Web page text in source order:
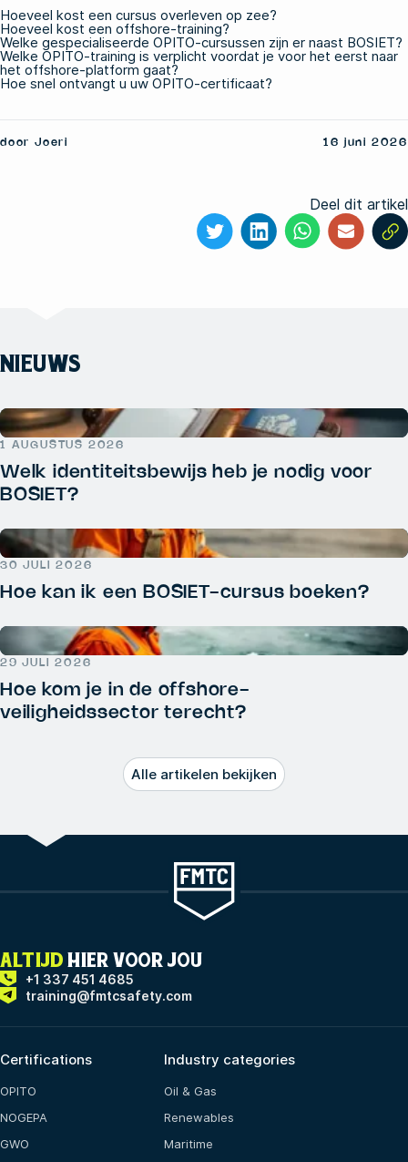
Hoeveel kost een cursus overleven op zee?
Hoeveel kost een offshore-training?
Welke gespecialiseerde OPITO-cursussen zijn er naast BOSIET?
Welke OPITO-training is verplicht voordat je voor het eerst naar
het offshore-platform gaat?
Hoe snel ontvangt u uw OPITO-certificaat?
door Joeri 16 juni 2026
Deel dit artikel
NIEUWS
1 AUGUSTUS 2026
Welk identiteitsbewijs heb je nodig voor
BOSIET?
30 JULI 2026
Hoe kan ik een BOSIET-cursus boeken?
29 JULI 2026
Hoe kom je in de offshore-
veiligheidssector terecht?
Alle artikelen bekijken
ALTIJD HIER VOOR JOU
+1 337 451 4685
training@fmtcsafety.com
Certifications
OPITO
NOGEPA
GWO
Industry categories
Oil & Gas
Renewables
Maritime